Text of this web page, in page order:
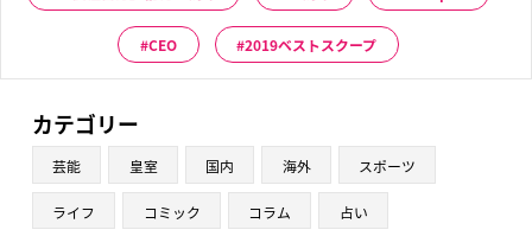
CEO 2019ベストスクープ
カテゴリー
芸能 皇室 国内 海外 スポーツ
ライフ コミック コラム 占い